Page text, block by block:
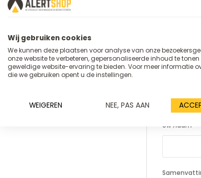
U
Uw naam
Wij gebruiken cookies
We kunnen deze plaatsen voor analyse van onze
onze website te verbeteren, gepersonaliseerde inhoud te
geweldige website-ervaring te bieden. Voor meer informatie
die we gebruiken opent u de instellingen.
WEIGEREN NEE, PAS AAN